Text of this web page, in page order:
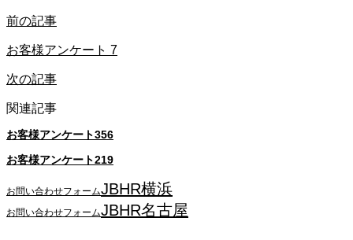
前の記事
お客様アンケート 7
次の記事
関連記事
お客様アンケート356
お客様アンケート219
お問い合わせフォームJBHR横浜
お問い合わせフォームJBHR名古屋